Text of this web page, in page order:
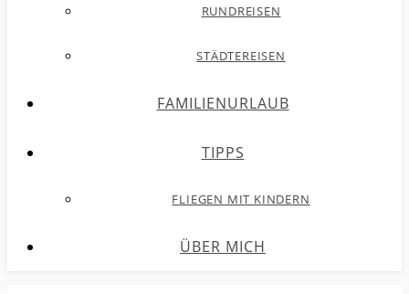
RUNDREISEN
STÄDTEREISEN
FAMILIENURLAUB
TIPPS
FLIEGEN MIT KINDERN
ÜBER MICH